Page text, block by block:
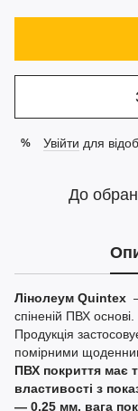
% Увійти для
До
Лінолеум Quintex
спіненій ПВХ основі.
Продукція
помірними
ПВХ покриття має
властивості з
— 0,25 мм, вага